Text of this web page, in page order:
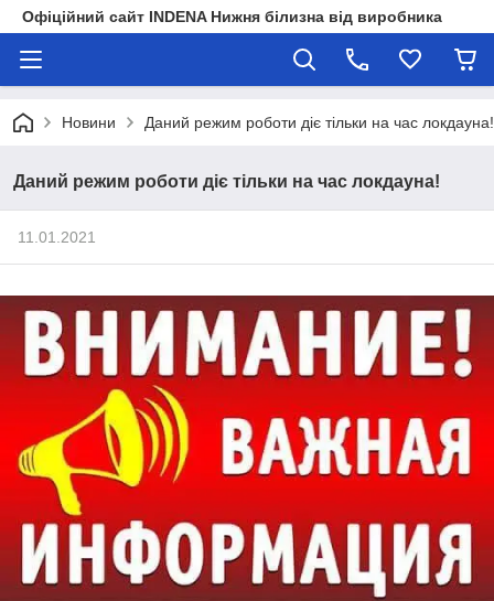
Офіційний сайт INDENA Нижня білизна від виробника
Новини Даний режим роботи діє тільки на час локдауна!
Даний режим роботи діє тільки на час локдауна!
11.01.2021